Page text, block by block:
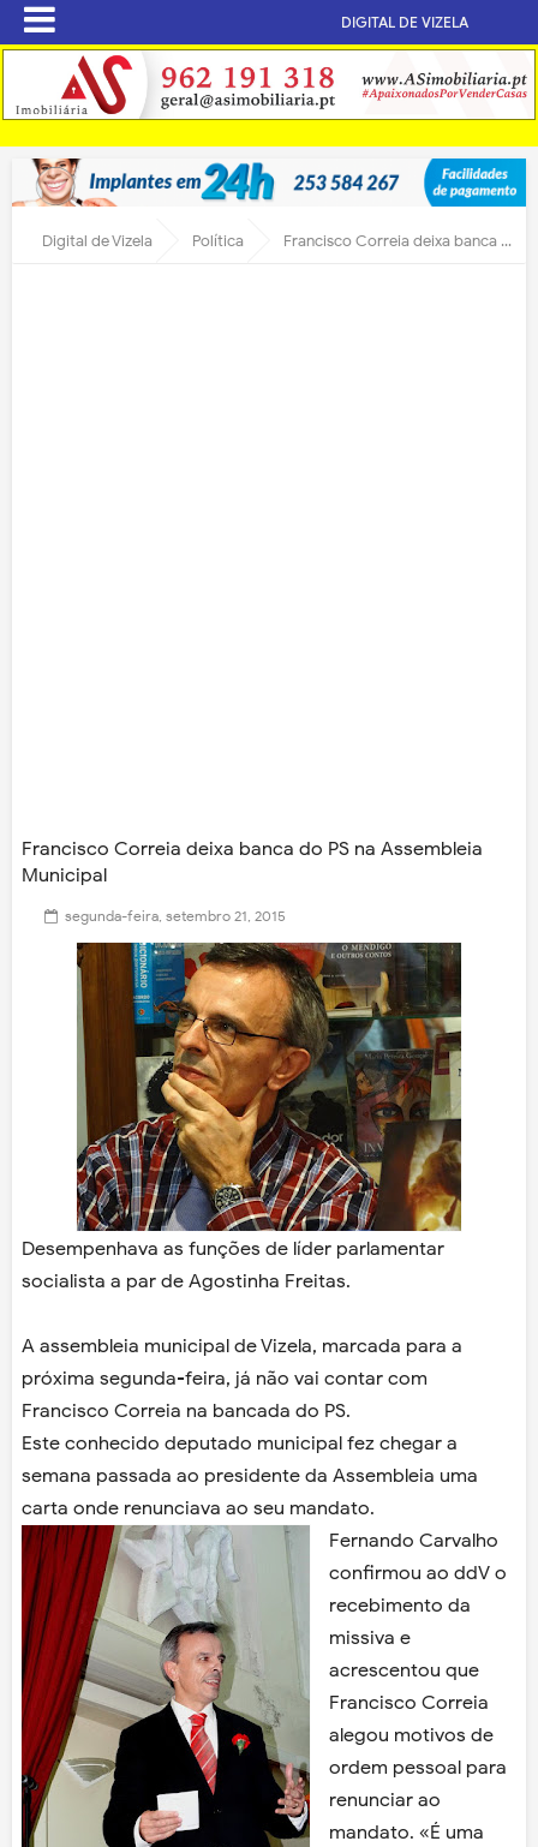
DIGITAL DE VIZELA
Digital de Vizela Política Francisco Correia deixa banca do PS na Assembleia Municipal
Francisco Correia deixa banca do PS na Assembleia
Municipal
segunda-feira, setembro 21, 2015
Desempenhava as funções de líder parlamentar
socialista a par de Agostinha Freitas.
A assembleia municipal de Vizela, marcada para a
próxima segunda-feira, já não vai contar com
Francisco Correia na bancada do PS.
Este conhecido deputado municipal fez chegar a
semana passada ao presidente da Assembleia uma
carta onde renunciava ao seu mandato.
Fernando Carvalho
confirmou ao ddV o
recebimento da
missiva e
acrescentou que
Francisco Correia
alegou motivos de
ordem pessoal para
renunciar ao
mandato. «É uma